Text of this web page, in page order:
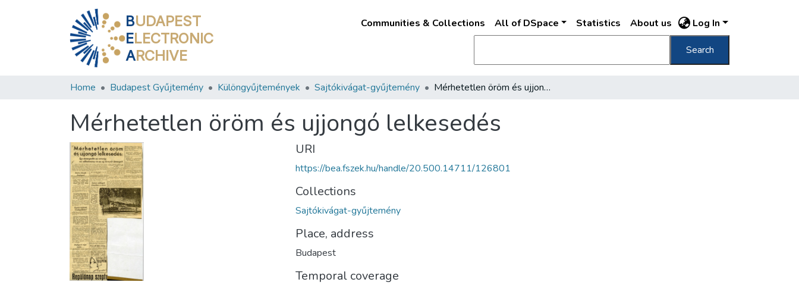
BUDAPEST
ELECTRONIC
ARCHIVE
Communities & Collections All of DSpace Statistics About us Log In
Search
Home Budapest Gyűjtemény Különgyűjtemények Sajtókivágat-gyűjtemény Mérhetetlen öröm és ujjongó lelkesedés
Mérhetetlen öröm és ujjongó lelkesedés
URI
https://bea.fszek.hu/handle/20.500.14711/126801
Collections
Sajtókivágat-gyűjtemény
Place, address
Budapest
Temporal coverage